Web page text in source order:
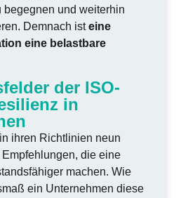
und weiterhin
Demnach isteine
eine belastbare
der ISO-
in
ihren Richtlinien neun
die eine
machen. Wie
ein Unternehmen diese